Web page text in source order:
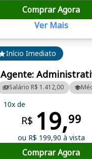
Início Imediato
Agente:
Salário R$ 1.412,00
10x de
R$ 19,99
ou R$ 199,90 à vista
Comprar Agora
Comprar Agora
Ver Mais